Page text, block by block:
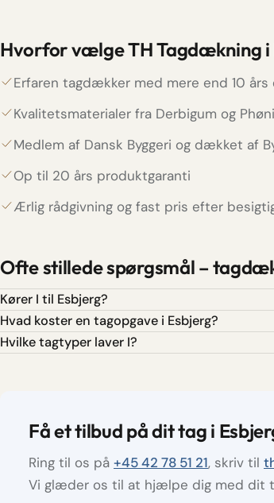
Hvorfor vælge TH Tagdækning i
Erfaren tagdækker med mere end 10 års
Kvalitetsmaterialer fra Derbigum og
Medlem af Dansk Byggeri og dækket af
Op til 20 års produktgaranti
Ærlig rådgivning og fast pris efter
Ofte stillede spørgsmål –
Kører I til Esbjerg?
Hvad koster en tagopgave i Esbjerg?
Hvilke tagtyper laver I?
Få et tilbud på dit tag i
Ring til os på +45 42 78 51 21, skriv til
Vi glæder os til at hjælpe dig med dit